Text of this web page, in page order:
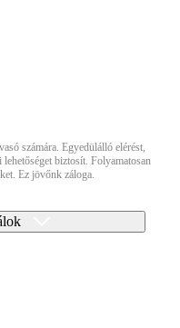
számára. Egyedülálló elérést,
lehetőséget biztosít. Folyamatosan
Ez jövőnk záloga.